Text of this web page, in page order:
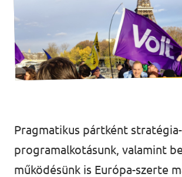
Lépjünk kapcsolatba!
Pragmatikus pártként
programalkotásunk, valamint
működésünk is Európa-szerte